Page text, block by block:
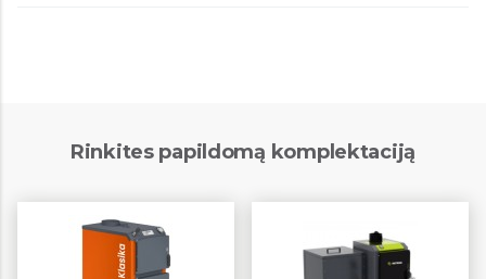
Rinkites papildomą komplektaciją